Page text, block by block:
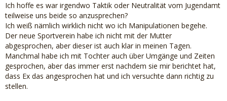
Ich hoffe es war irgendwo Taktik oder Neutralität vom Jugendamt
teilweise uns beide so anzusprechen?
Ich weiß nämlich wirklich nicht wo ich Manipulationen begehe.
Der neue Sportverein habe ich nicht mit der Mutter
abgesprochen, aber dieser ist auch klar in meinen Tagen.
Manchmal habe ich mit Tochter auch über Umgänge und Zeiten
gesprochen, aber das immer erst nachdem sie mir berichtet hat,
dass Ex das angesprochen hat und ich versuchte dann richtig zu
stellen.